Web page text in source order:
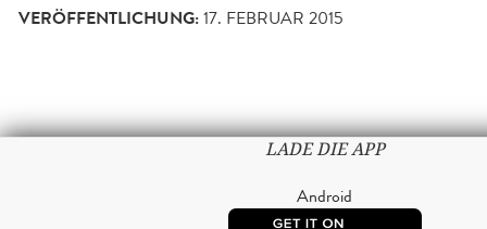
VERÖFFENTLICHUNG:17. FEBRUAR 2015
LADE DIE APP
Android